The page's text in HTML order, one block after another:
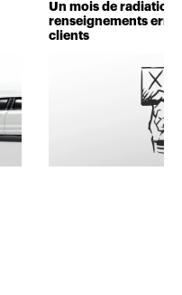
Un mois de radiation
renseignements
clients